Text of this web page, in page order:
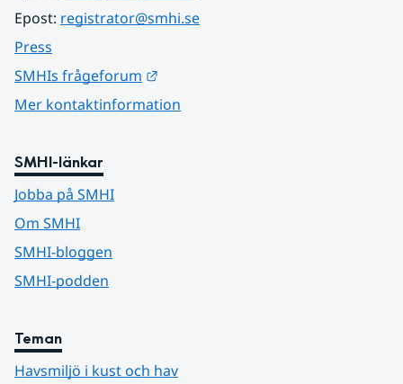
Epost: registrator@smhi.se
Press
SMHIs frågeforum
Mer kontaktinformation
SMHI-länkar
Jobba på SMHI
Om SMHI
SMHI-bloggen
SMHI-podden
Teman
Havsmiljö i kust och hav